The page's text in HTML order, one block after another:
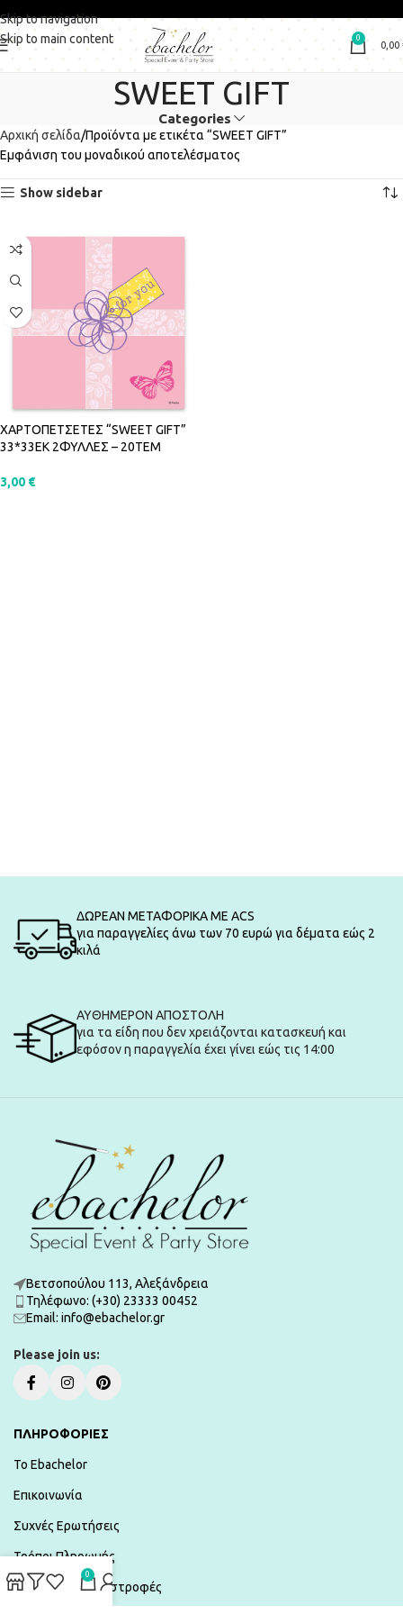
Skip to navigation
Skip to main content
0
0,00
SWEET GIFT
Categories
Αρχική σελίδα Προϊόντα με ετικέτα “SWEET GIFT”
Εμφάνιση του μοναδικού αποτελέσματος
Show sidebar
ΧΑΡΤΟΠΕΤΣΕΤΕΣ “SWEET GIFT”
33*33ΕΚ 2ΦΥΛΛΕΣ – 20ΤΕΜ
3,00 €
ΔΩΡΕΑΝ ΜΕΤΑΦΟΡΙΚΑ ΜΕ ACS
για παραγγελίες άνω των 70 ευρώ για δέματα εώς 2
κιλά
ΑΥΘΗΜΕΡΟΝ ΑΠΟΣΤΟΛΗ
για τα είδη που δεν χρειάζονται κατασκευή και
εφόσον η παραγγελία έχει γίνει εώς τις 14:00
Βετσοπούλου 113, Αλεξάνδρεια
Τηλέφωνο: (+30) 23333 00452
Εmail: info@ebachelor.gr
Please join us:
ΠΛΗΡΟΦΟΡΙΕΣ
To Ebachelor
Επικοινωνία
Συχνές Ερωτήσεις
Τρόποι Πληρωμής
Αποστολές & Επιστροφές
0